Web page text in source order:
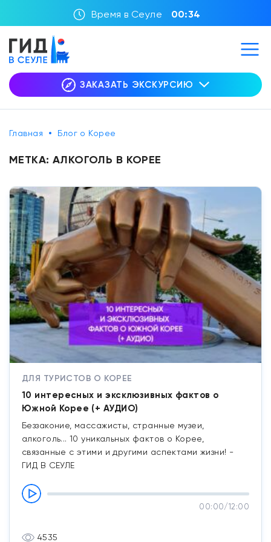
Время в Сеуле 00:34
ЗАКАЗАТЬ ЭКСКУРСИЮ
Главная Блог о Корее
МЕТКА: АЛКОГОЛЬ В КОРЕЕ
ДЛЯ ТУРИСТОВ О КОРЕЕ
10 интересных и эксклюзивных фактов о
Южной Корее (+ АУДИО)
Беззаконие, массажисты, странные музеи,
алкоголь... 10 уникальных фактов о Корее,
связанные с этими и другими аспектами жизни! -
ГИД В СЕУЛЕ
00:00/12:00
4535